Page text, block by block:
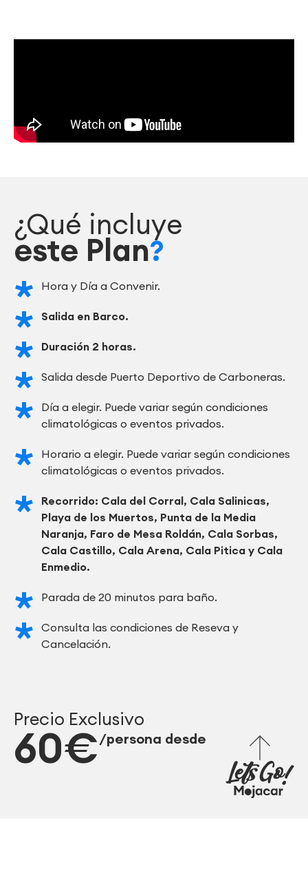
¿Qué incluye
este Plan?
Hora y Día a Convenir.
Salida en Barco.
Duración 2 horas.
Salida desde Puerto Deportivo de Carboneras.
Día a elegir. Puede variar según condiciones
climatológicas o eventos privados.
Horario a elegir. Puede variar según condiciones
climatológicas o eventos privados.
Recorrido: Cala del Corral, Cala Salinicas,
Playa de los Muertos, Punta de la Media
Naranja, Faro de Mesa Roldán, Cala Sorbas,
Cala Castillo, Cala Arena, Cala Pitica y Cala
Enmedio.
Parada de 20 minutos para baño.
Consulta las condiciones de Reseva y
Cancelación.
Precio Exclusivo
60€ /persona desde